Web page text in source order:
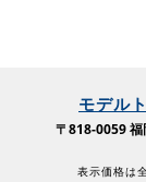
モデル
〒818-0059
表示価格は